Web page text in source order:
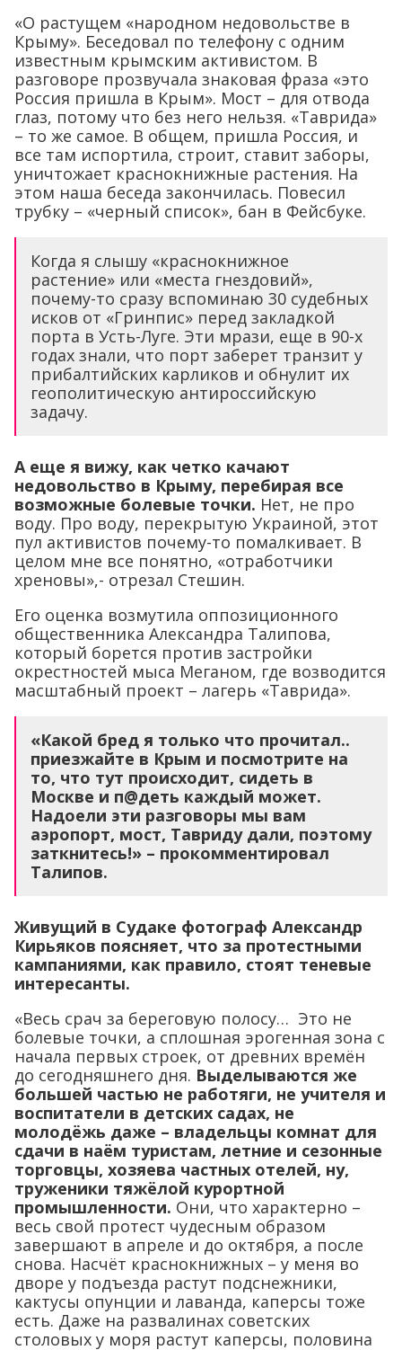
Россия пришла в Крым». Мост – для отвода
глаз, потому что без него нельзя. «Таврида»
– то же самое. В общем, пришла Россия, и
все там испортила, строит, ставит заборы,
уничтожает краснокнижные растения. На
этом наша беседа закончилась. Повесил
трубку – «черный список», бан в Фейсбуке.
Когда я слышу «краснокнижное
растение» или «места гнездовий»,
почему-то сразу вспоминаю 30 судебных
порта в Усть-Луге. Эти мрази, еще в 90-х
годах знали, что порт заберет транзит у
прибалтийских карликов и обнулит их
геополитическую антироссийскую
задачу.
А еще я вижу, как четко качают
недовольство в Крыму, перебирая все
возможные болевые точки.
воду. Про воду, перекрытую Украиной, этот
пул активистов почему-то помалкивает. В
целом мне все понятно, «отработчики
хреновы»,- отрезал Стешин.
Его оценка возмутила оппозиционного
общественника Александра Талипова,
который борется против застройки
окрестностей мыса Меганом, где возводится
масштабный проект – лагерь «Таврида».
«Какой бред я только что прочитал..
приезжайте в Крым и посмотрите на
то, что тут происходит, сидеть в
Надоели эти разговоры мы вам
аэропорт, мост, Тавриду дали, поэтому
заткнитесь!» – прокомментировал
Талипов.
Живущий в Судаке фотограф Александр
Кирьяков поясняет, что за протестными
кампаниями, как правило, стоят теневые
интересанты.
«Весь срач за береговую полосу… Это не
болевые точки, а сплошная эрогенная зона с
начала первых строек, от древних времён
до сегодняшнего дня.
большей частью не работяги, не учителя и
воспитатели в детских садах, не
молодёжь даже – владельцы комнат для
сдачи в наём туристам, летние и сезонные
торговцы, хозяева частных отелей, ну,
труженики тяжёлой курортной
промышленности. Они, что характерно –
весь свой протест чудесным образом
завершают в апреле и до октября, а после
снова. Насчёт краснокнижных – у меня во
дворе у подъезда растут подснежники,
кактусы опунции и лаванда, каперсы тоже
есть. Даже на развалинах советских
столовых у моря растут каперсы, половина
флоры из Красной книги, так это ж чудесно!
Но. Все любят цветочки, всем жалко
цветочков, а когда разбиты дороги, строят
новые – по цветочкам? А вот новые частные